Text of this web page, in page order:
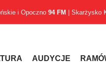
i Opoczno 94 FM | Skarżysko
AUDYCJE